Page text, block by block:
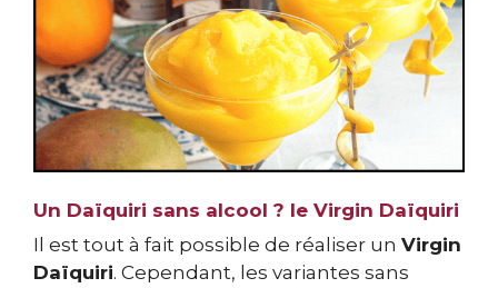
Un Daïquiri sans alcool ? le Virgin Daïquiri
Il est tout à fait possible de réaliser un Virgin
Daïquiri. Cependant, les variantes sans